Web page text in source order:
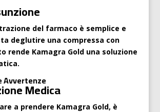
del farmaco è semplice e
deglutire una compressa con
rende Kamagra Gold una soluzione
Avvertenze
Medica
a prendere Kamagra Gold, è